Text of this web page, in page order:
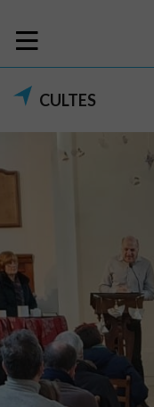
CULTES